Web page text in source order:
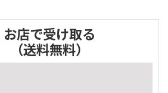
お店で受け取る
（送料無料）